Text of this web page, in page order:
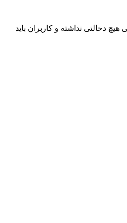
دخالتی نداشته و کاربران باید